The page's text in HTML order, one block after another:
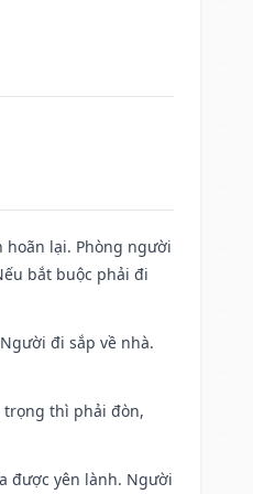
hoãn lại. Phòng người
bắt buộc phải đi
đi sắp về nhà.
trọng thì phải đòn,
được yên lành. Người